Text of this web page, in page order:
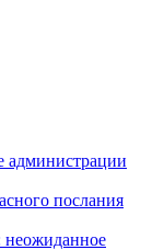
администрации
послания
неожиданное